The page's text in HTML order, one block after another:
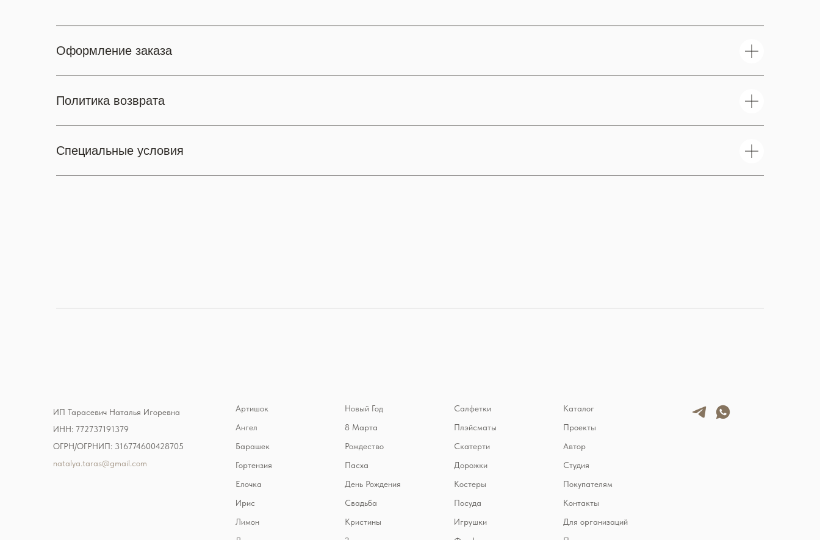
Оформление заказа
Политика возврата
Специальные условия
ИП Тарасевич Наталья Игоревна
ИНН: 772737191379
ОГРН/ОГРНИП: 316774600428705
natalya.taras@gmail.com
Артишок
Ангел
Барашек
Гортензия
Елочка
Ирис
Лимон
Новый Год
8 Марта
Рождество
Пасха
День Рождения
Свадьба
Кристины
Салфетки
Плэйсматы
Скатерти
Дорожки
Костеры
Посуда
Игрушки
Каталог
Проекты
Автор
Студия
Покупателям
Контакты
Для организаций